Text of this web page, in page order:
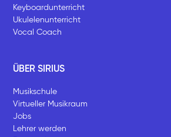
Keyboardunterricht
Ukulelenunterricht
Vocal Coach
ÜBER SIRIUS
Musikschule
Virtueller Musikraum
Jobs
Lehrer werden